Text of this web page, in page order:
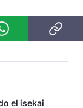
el isekai